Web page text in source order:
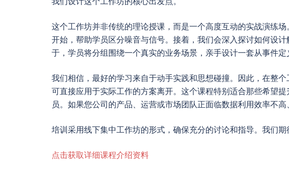
这个工作坊并非传统的理论授课，而是一个高度互动的实战演练
开始，帮助学员区分噪音与信号。接着，我们会深入探讨如何设
于，学员将分组围绕一个真实的业务场景，亲手设计一套从事件
我们相信，最好的学习来自于动手实践和思想碰撞。因此，在整
可直接应用于实际工作的方案离开。这个课程特别适合那些希望
员。如果您公司的产品、运营或市场团队正面临数据利用效率不
培训采用线下集中工作坊的形式，确保充分的讨论和指导。我们
点击获取详细课程介绍资料